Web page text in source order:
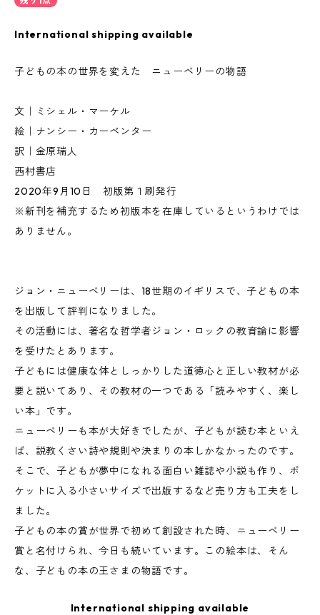
International shipping available
子どもの本の世界を変えた ニューベリーの物語
文｜ミシェル・マーケル
絵｜ナンシー・カーペンター
訳｜金原瑞人
西村書店
2020年9月10日 初版第１刷発行
※新刊を補充するため初版本を在庫しているというわけでは
ありません。
ジョン・ニューベリーは、18世期のイギリスで、子どもの本
を出版して評判になりました。
その活動には、著名な哲学者ジョン・ロックの教育論に影響
を受けたとあります。
子どもには健康な体としっかりした道徳心と正しい教材が必
要と説いてあり、その教材の一つである「読みやすく、楽し
い本」です。
ニューベリーも本が大好きでしたが、子どもが読む本といえ
ば、説教くさい詩や規則や決まりの本しかなかったのです。
そこで、子どもが夢中になれる面白い雑誌や小説も作り、ポ
ケットに入る小さいサイズで出版するなど売り方も工夫をし
ました。
子どもの本の賞が世界で初めて創設された時、ニューベリー
賞と名付けられ、今日も続いています。この絵本は、そん
な、子どもの本の王さまの物語です。
International shipping available